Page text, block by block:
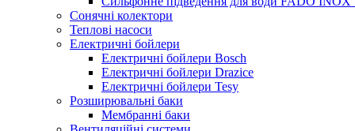
Сонячні колектори
Теплові насоси
Електричні бойлери
Електричні бойлери Bosch
Електричні бойлери Drazice
Електричні бойлери Tesy
Розширювальні баки
Мембранні баки